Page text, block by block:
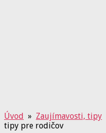
Úvod » Zaujímavosti, tipy
tipy pre rodičov